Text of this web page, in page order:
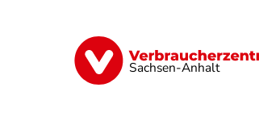
Sachsen-Anhalt
Finanzen Digitales